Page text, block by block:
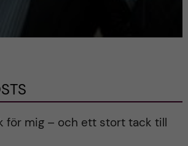
för mig – och ett stort tack till